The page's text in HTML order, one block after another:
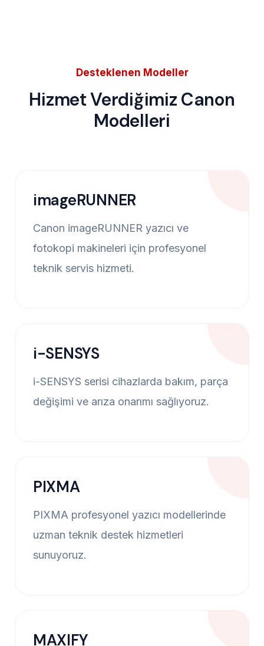
Desteklenen Modeller
Hizmet Verdiğimiz Canon
Modelleri
imageRUNNER
Canon imageRUNNER yazıcı ve
fotokopi makineleri için profesyonel
teknik servis hizmeti.
i-SENSYS
i-SENSYS serisi cihazlarda bakım, parça
değişimi ve arıza onarımı sağlıyoruz.
PIXMA
PIXMA profesyonel yazıcı modellerinde
uzman teknik destek hizmetleri
sunuyoruz.
MAXIFY